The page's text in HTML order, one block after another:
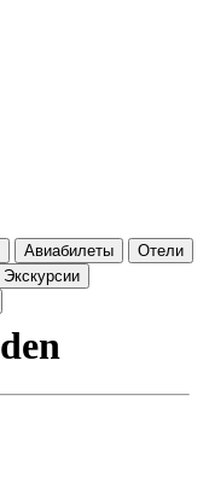
Авиабилеты
Отели
Экскурсии